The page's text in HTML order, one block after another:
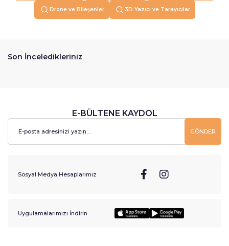
Drone ve Bileşenler 3D Yazıcı ve Tarayıcılar
Son İnceledikleriniz
E-BÜLTENE KAYDOL
GÖNDER
Sosyal Medya Hesaplarımız
Uygulamalarımızı İndirin